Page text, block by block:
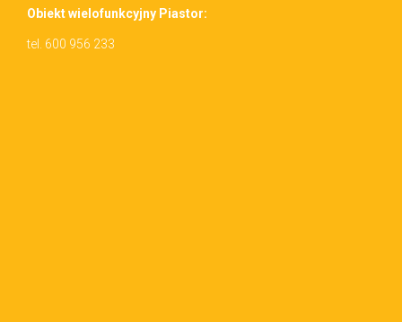
Obiekt wielo­funkcyjny Piastor:
tel. 600 956 233